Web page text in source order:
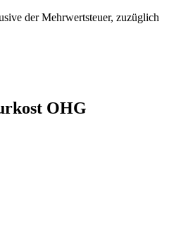
der Mehrwertsteuer, zuzüglich
OHG